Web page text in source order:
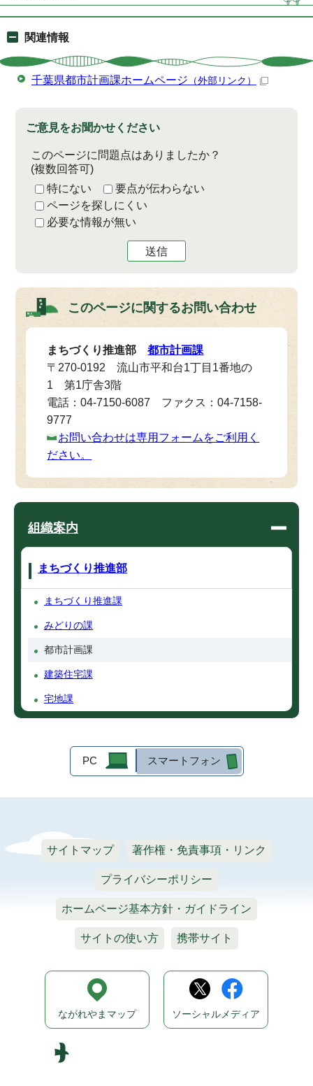
関連情報
千葉県都市計画課ホームページ （外部リンク）
ご意見をお聞かせください
このページに問題点はありましたか？
(複数回答可)
特にない
要点が伝わらない
ページを探しにくい
必要な情報が無い
送信
このページに関するお問い合わせ
まちづくり推進部都市計画課
〒270-0192 流山市平和台1丁目1番地の
1 第1庁舎3階
電話：04-7150-6087 ファクス：04-7158-
9777
お問い合わせは専用フォームをご利用く
ださい。
組織案内
まちづくり推進部
まちづくり推進課
みどりの課
都市計画課
建築住宅課
宅地課
PC スマートフォン
サイトマップ 著作権・免責事項・リンク
プライバシーポリシー
ホームページ基本方針・ガイドライン
サイトの使い方 携帯サイト
ながれやまマップ ソーシャルメディア